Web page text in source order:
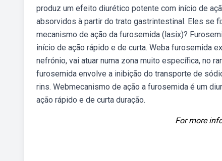
produz um efeito diurético potente com início de
absorvidos à partir do trato gastrintestinal. Eles se
mecanismo de ação da furosemida (lasix)?
início de ação rápido e de curta. Weba furosemida
nefrónio, vai atuar numa zona muito específica, no
furosemida envolve a inibição do transporte de
rins. Webmecanismo de ação a furosemida é um
ação rápido e de curta duração.
For more